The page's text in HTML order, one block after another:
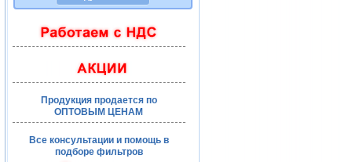
Продукция продается по
ОПТОВЫМ ЦЕНАМ
Все консультации и помощь в
подборе фильтров